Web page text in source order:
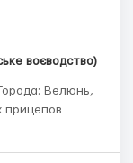
воєводство)